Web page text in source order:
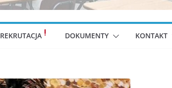
REKRUTACJA DOKUMENTY KONTAKT